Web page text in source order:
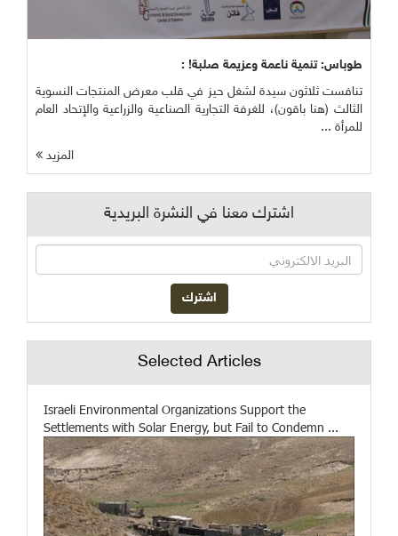
طوباس: تنمية ناعمة وعزيمة صلبة! :
تنافست ثلاثون سيدة لشغل حيز في قلب معرض المنتجات النسوية
الثالث (هنا باقون)، للغرفة التجارية الصناعية والزراعية والإتحاد العام
للمرأة ...
المزيد
اشترك معنا في النشرة البريدية
Selected Articles
Israeli Environmental Organizations Support the
Settlements with Solar Energy, but Fail to Condemn ...